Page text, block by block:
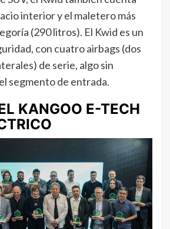
interior y el maletero más
(290 litros). El Kwid es un
con cuatro airbags (dos
de serie, algo sin
segmento de entrada.
KANGOO E-TECH